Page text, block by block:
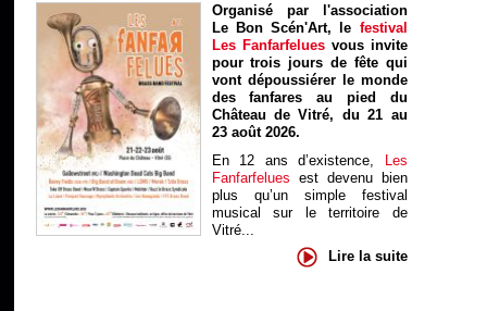
Organisé par l'association
Le Bon Scén'Art, le festival
Les Fanfarfelues vous invite
pour trois jours de fête qui
vont dépoussiérer le monde
des fanfares au pied du
Château de Vitré, du 21 au
23 août 2026.
En 12 ans d’existence, Les
Fanfarfelues est devenu bien
plus qu’un simple festival
musical sur le territoire de
Vitré...
Lire la suite